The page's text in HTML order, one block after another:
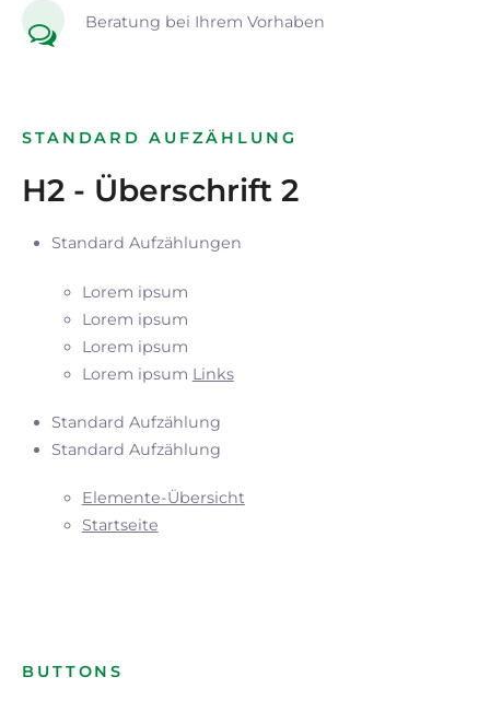
Beratung bei Ihrem Vorhaben
STANDARD AUFZÄHLUNG
H2 - Überschrift 2
Standard Aufzählungen
Lorem ipsum
Lorem ipsum
Lorem ipsum
Lorem ipsum Links
Standard Aufzählung
Standard Aufzählung
Elemente-Übersicht
Startseite
BUTTONS